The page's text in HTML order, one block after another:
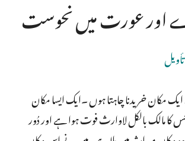
اور عورت میں نحوست
مکان خریدنا چاہتا ہوں ۔ایک ایسا مکان
مالک بالکل لاوارث فوت ہوا ہے اور دُور